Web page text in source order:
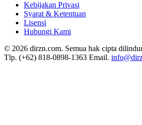
Kebijakan Privasi
Syarat & Ketentuan
Lisensi
Hubungi Kami
© 2026 dirzn.com. Semua hak cipta
Tlp. (+62) 818-0898-1363 Email.